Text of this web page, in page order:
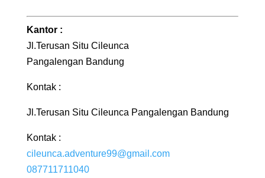
Kantor :
Jl.Terusan Situ Cileunca
Pangalengan Bandung
Kontak :
Jl.Terusan Situ Cileunca Pangalengan Bandung
Kontak :
cileunca.adventure99@gmail.com
087711711040